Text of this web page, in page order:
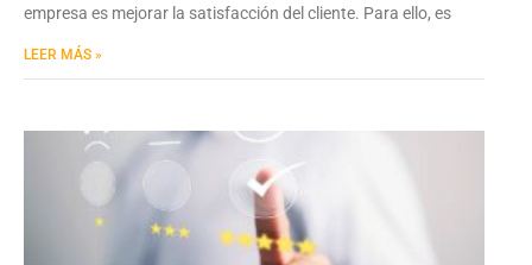
empresa es mejorar la satisfacción del cliente. Para ello, es
LEER MÁS »